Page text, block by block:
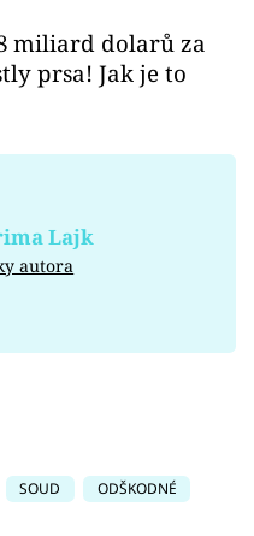
miliard dolarů za
prsa! Jak je to
Lajk
autora
SOUD
ODŠKODNÉ